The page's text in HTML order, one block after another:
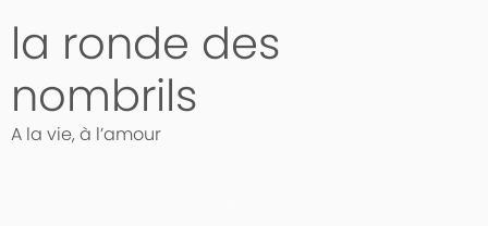
la ronde des
nombrils
A la vie, à l’amour